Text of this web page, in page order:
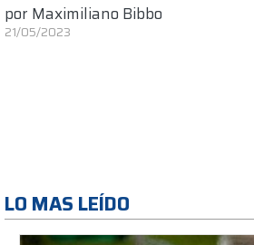
por Maximiliano Bibbo
21/05/2023
LO MAS LEÍDO